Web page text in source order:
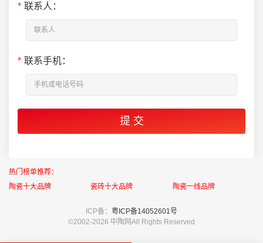
* 联系人：
* 联系手机：
热门榜单推荐：
陶瓷十大品牌
瓷砖十大品牌 陶瓷一线品牌
ICP备： 粤ICP备14052601号
©2002-2026 中陶网All Rights Reserved